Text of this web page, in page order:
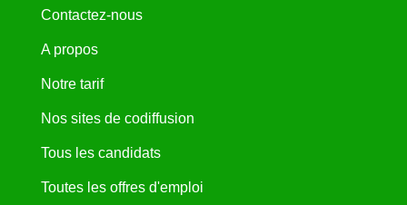
Contactez-nous
A propos
Notre tarif
Nos sites de codiffusion
Tous les candidats
Toutes les offres d'emploi